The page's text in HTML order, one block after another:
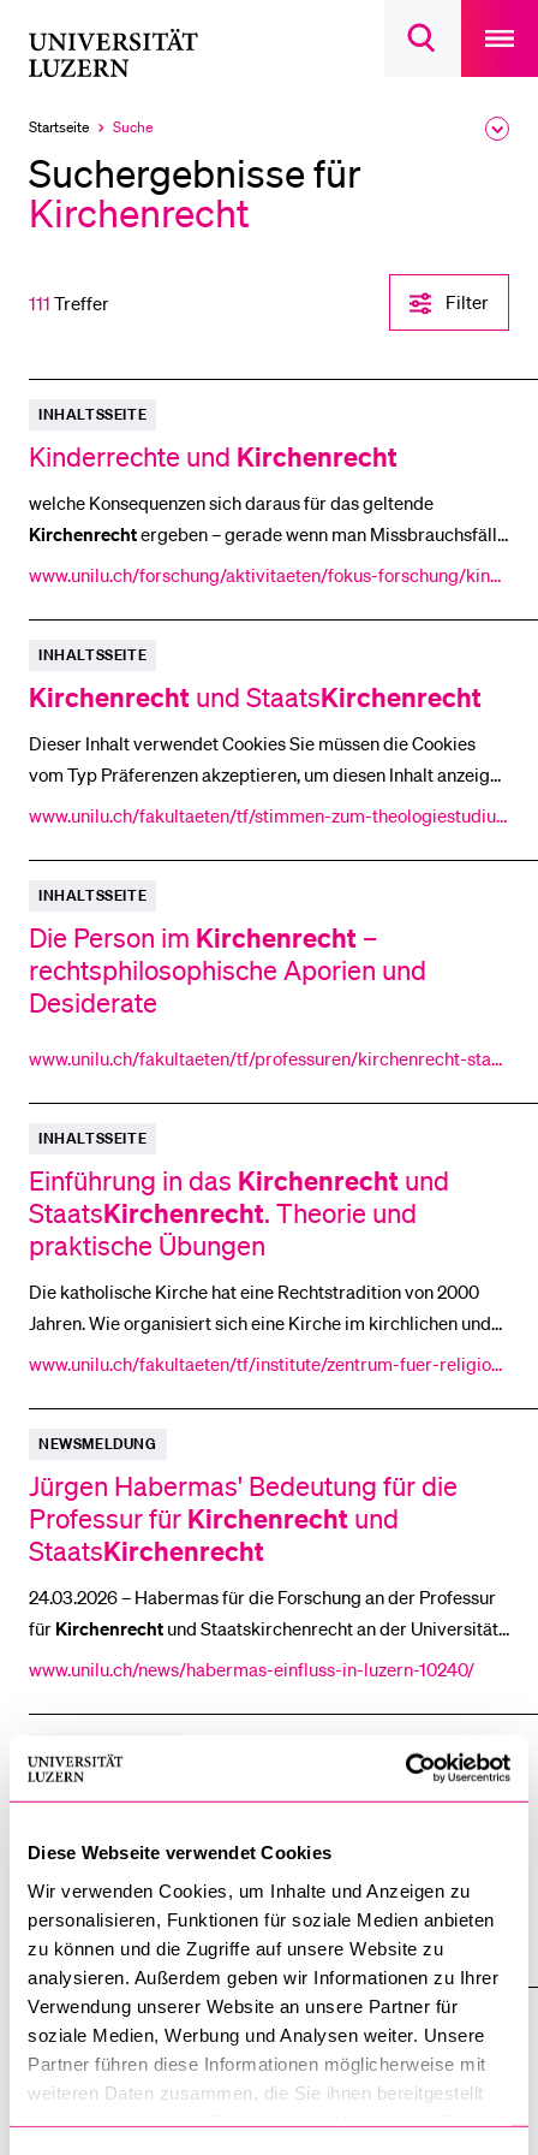
Diese Webseite verwendet Cookies
Wir verwenden Cookies, um Inhalte und Anzeigen zu
personalisieren, Funktionen für soziale Medien anbieten
zu können und die Zugriffe auf unsere Website zu
analysieren. Außerdem geben wir Informationen zu Ihrer
Verwendung unserer Website an unsere Partner für
soziale Medien, Werbung und Analysen weiter. Unsere
Partner führen diese Informationen möglicherweise mit
weiteren Daten zusammen, die Sie ihnen bereitgestellt
Suchdialog
main
Startseite
Aktuell
Suche
Suchergebnisse für
Kirchenrecht
111 Treffer Filter
Filter-
Einstellungen
INHALTSSEITE
Kinderrechte und Kirchenrecht
welche Konsequenzen sich daraus für das geltende
Kirchenrechtergeben – gerade wenn man Missbrauchsfälle
nicht [...] Prof. Dr. Loretan, der die Dissertation von
[...] Missbrauchsfälle muss diese Schutznorm auch im
Kirchenrecht an oberster Rangstelle expliziert werden, so
www.unilu.ch/forschung/aktivitaeten/fokus-forschung/kind
INHALTSSEITE
Kirchenrecht und StaatsKirchenrecht
Dieser Inhalt verwendet Cookies Sie müssen die Cookies
vom Typ Präferenzen akzeptieren, um diesen Inhalt anzeigen
zu können. Cookie Einstellungen anzeigen
www.unilu.ch/fakultaeten/tf/stimmen-zum-theologiestudiu
INHALTSSEITE
Die Person im Kirchenrecht –
rechtsphilosophische Aporien und
Desiderate
www.unilu.ch/fakultaeten/tf/professuren/kirchenrecht-staat
INHALTSSEITE
Einführung in das Kirchenrecht und
StaatsKirchenrecht. Theorie und
praktische Übungen
Die katholische Kirche hat eine Rechtstradition von 2000
Jahren. Wie organisiert sich eine Kirche im kirchlichen und
im staatlichen Recht heute? Welche Spannungen entstehen
www.unilu.ch/fakultaeten/tf/institute/zentrum-fuer-religions
NEWSMELDUNG
Jürgen Habermas' Bedeutung für die
Professur für Kirchenrecht und
StaatsKirchenrecht
24.03.2026 – Habermas für die Forschung an der Professur
für Kirchenrecht und Staatskirchenrecht an der Universität
Luzern [...] 2025 sind von Mitarbeitenden der Professur für
open
www.unilu.ch/news/habermas-einfluss-in-luzern-10240/
VERANSTALTUNG
Kirchenrecht
Luzern – DasKirchenrechtwar ihm als Student fremd.
Heute blickt er auf einen langen Weg als Professor für
Kirchen- [...] zugewandt hat. Wir fragen, welche Bedeutung
er dem
Kirchenrecht
im Kontext heutiger
Rechtsstaatlichkeit, heutiger
www.unilu.ch/agenda/kirchenrecht-ein-macht-und-missbra
uchsinstrument-7831/
NEWSMELDUNG
Kath.ch: «In keinem einzigen Fall hat das
Kirchenrechteinem Opfer geholfen»
LETZTE SUCHEN
DIE UNI FÜR…
Schulklassen und Lehrpersonen
Alumni
Stellensuchende
Förderer
Medien
Vorlesungsverzeichnis
Bibliothek
Sportangebot
Menuplan Mensa
Anmeldung und Zulassung